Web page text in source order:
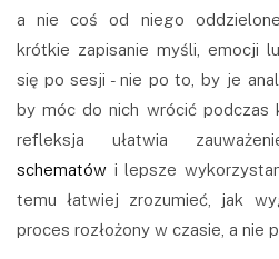
a nie coś od niego
krótkie zapisanie myśli, emocji
się po sesji - nie po to, by je
by móc do nich wrócić podczas
refleksja ułatwia
schematów i lepsze
temu łatwiej zrozumieć, jak
proces rozłożony w czasie, a nie